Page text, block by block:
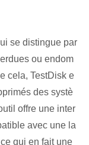
se distingue par
ou endom
cela, TestDisk e
des systè
offre une inter
avec une la
qui en fait une